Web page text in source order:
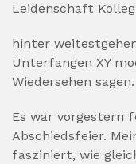
Leidenschaft
hinter
Unterfangen XY
Wiedersehen sagen.
Es war vorgestern
Abschiedsfeier.
fasziniert, wie